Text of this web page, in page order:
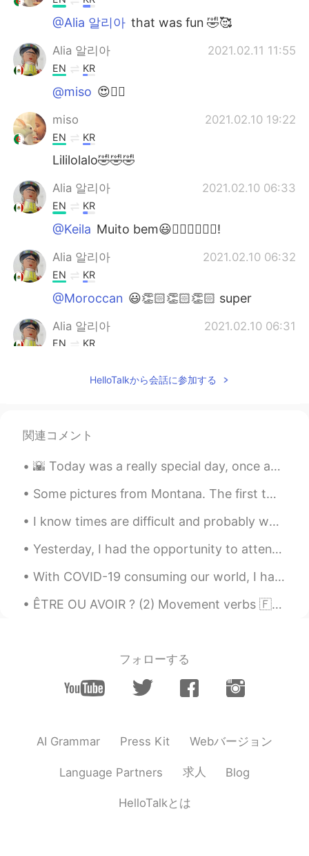
@Alia 알리아 that was fun 🤣🥰
Alia 알리아 2021.02.11 11:55
EN KR
@miso 😍👍🏻
miso 2021.02.10 19:22
EN KR
Lililolalo🤣🤣🤣
Alia 알리아 2021.02.10 06:33
EN KR
@Keila Muito bem😃👍🏻👏🏻👏🏻!
Alia 알리아 2021.02.10 06:32
EN KR
@Moroccan 😃👏🏻👏🏻👏🏻 super
Alia 알리아 2021.02.10 06:31
EN KR
I can't read this
Louis 2021.02.09 17:59
@Natsumi_夏海
pour corriger mon allemand. Je peux
utiliser Google pour traduire ce qu'Alia
publie en allemand et enregistrer. Wenn
korrigieren. Ich kann Google verwenden,
Deutsche zu übersetzen und
@DavTheFav
😃👏🏻👏🏻👍🏻 Bravo mon
EN KR
@Breno um prazer👍🏻🙂
HelloTalkから会話に参加する
関連コメント
🌇 Today was a really special day, once again I got the chance to workout outside and take my came...
Some pictures from Montana. The first two are from the west side of Montana in yellow stone. Th...
I know times are difficult and probably we're all dealing with unexpected problems, however I lik...
Yesterday, I had the opportunity to attend an Empowerment of Medicine Buddha ceremony at the Kada...
With COVID-19 consuming our world, I have been limited in my ability to travel like I was used to...
ÊTRE OU AVOIR ? (2) Movement verbs 🇫🇷Quelques verbes de mouvement intransitifs qui doivent ê...
フォローする
AI Grammar Press Kit Webバージョン
Language Partners 求人 Blog
HelloTalkとは